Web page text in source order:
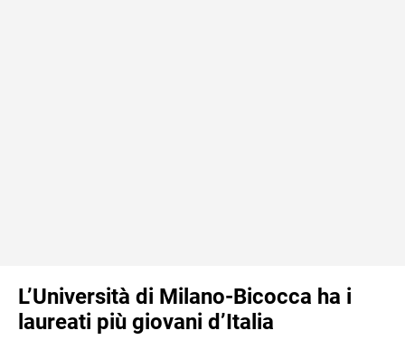
L’Università di Milano-Bicocca ha i
laureati più giovani d’Italia